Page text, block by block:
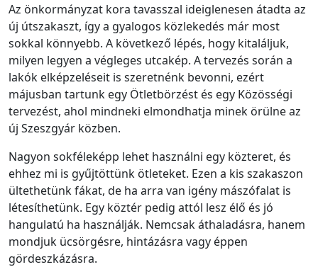
Az önkormányzat kora tavasszal ideiglenesen átadta az
új útszakaszt, így a gyalogos közlekedés már most
sokkal könnyebb. A következő lépés, hogy kitaláljuk,
milyen legyen a végleges utcakép. A tervezés során a
lakók elképzeléseit is szeretnénk bevonni, ezért
májusban tartunk egy Ötletbörzést és egy Közösségi
tervezést, ahol mindneki elmondhatja minek örülne az
új Szeszgyár közben.
Nagyon sokféleképp lehet használni egy közteret, és
ehhez mi is gyűjtöttünk ötleteket. Ezen a kis szakaszon
ültethetünk fákat, de ha arra van igény mászófalat is
létesíthetünk. Egy köztér pedig attól lesz élő és jó
hangulatú ha használják. Nemcsak áthaladásra, hanem
mondjuk ücsörgésre, hintázásra vagy éppen
gördeszkázásra.